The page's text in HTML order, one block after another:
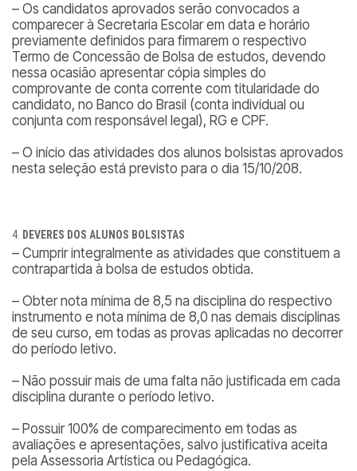
– Os candidatos aprovados serão convocados a
comparecer à Secretaria Escolar em data e horário
previamente definidos para firmarem o respectivo
Termo de Concessão de Bolsa de estudos, devendo
nessa ocasião apresentar cópia simples do
comprovante de conta corrente com titularidade do
candidato, no Banco do Brasil (conta individual ou
conjunta com responsável legal), RG e CPF.
– O início das atividades dos alunos bolsistas aprovados
nesta seleção está previsto para o dia 15/10/208.
DEVERES DOS ALUNOS BOLSISTAS
– Cumprir integralmente as atividades que constituem a
contrapartida à bolsa de estudos obtida.
– Obter nota mínima de 8,5 na disciplina do respectivo
instrumento e nota mínima de 8,0 nas demais disciplinas
de seu curso, em todas as provas aplicadas no decorrer
do período letivo.
– Não possuir mais de uma falta não justificada em cada
disciplina durante o período letivo.
– Possuir 100% de comparecimento em todas as
avaliações e apresentações, salvo justificativa aceita
pela Assessoria Artística ou Pedagógica.